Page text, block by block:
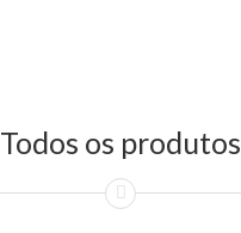
Todos os produtos